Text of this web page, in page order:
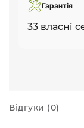
Гарантія
33 власні
Відгуки (0)